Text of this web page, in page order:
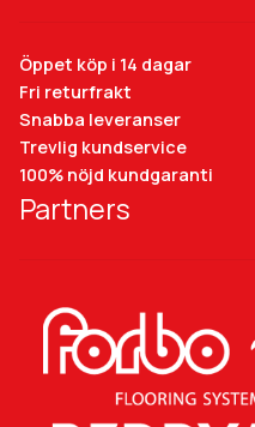
Öppet köp i 14 dagar
Fri returfrakt
Snabba leveranser
Trevlig kundservice
100% nöjd kundgaranti
Partners